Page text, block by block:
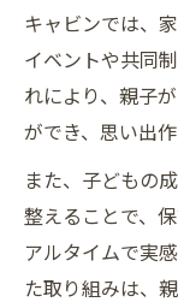
キャビンでは、
イベントや共同
れにより、親子
ができ、思い出
また、子どもの
整えることで、
アルタイムで実
た取り組みは、